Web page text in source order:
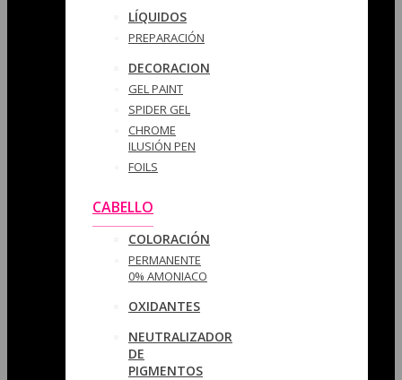
LÍQUIDOS
PREPARACIÓN
DECORACION
GEL PAINT
SPIDER GEL
CHROME
ILUSIÓN PEN
FOILS
CABELLO
COLORACIÓN
PERMANENTE
0% AMONIACO
OXIDANTES
NEUTRALIZADOR
DE
PIGMENTOS